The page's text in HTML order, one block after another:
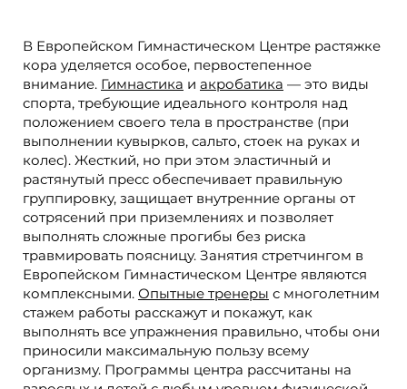
В Европейском Гимнастическом Центре растяжке
кора уделяется особое, первостепенное
внимание. Гимнастика и акробатика — это виды
спорта, требующие идеального контроля над
положением своего тела в пространстве (при
выполнении кувырков, сальто, стоек на руках и
колес). Жесткий, но при этом эластичный и
растянутый пресс обеспечивает правильную
группировку, защищает внутренние органы от
сотрясений при приземлениях и позволяет
выполнять сложные прогибы без риска
травмировать поясницу. Занятия стретчингом в
Европейском Гимнастическом Центре являются
комплексными. Опытные тренеры с многолетним
стажем работы расскажут и покажут, как
выполнять все упражнения правильно, чтобы они
приносили максимальную пользу всему
организму. Программы центра рассчитаны на